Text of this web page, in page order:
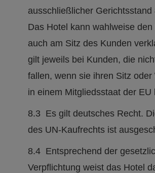
ausschließlicher
Das Hotel kann wahlweise
auch am Sitz des Kunden
gilt jeweils bei Kunden, die
fallen, wenn sie ihren Sitz
in einem Mitgliedsstaat der EU
8.3 Es gilt deutsches Recht.
des UN-Kaufrechts ist
8.4 Entsprechend der
Verpflichtung weist das Hotel